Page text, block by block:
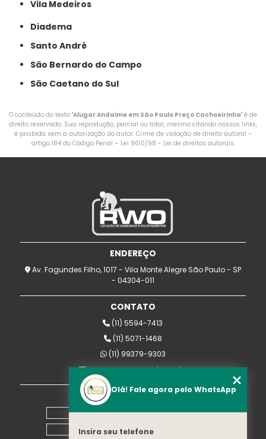
Vila Medeiros
Diadema
Santo André
São Bernardo do Campo
São Caetano do Sul
O conteúdo do texto "Alugar Andaime em São Paulo Preço Cachoeirinha" é de
direito reservado. Sua reprodução, parcial ou total, mesmo citando nossos links,
é proibida sem a autorização do autor. Crime de violação de direito autoral –
artigo 184 do Código Penal – Lei 9610/98 - Lei de direitos autorais.
ENDEREÇO
Av. Fagundes Filho, 1017 - Vila Monte Alegre São Paulo - SP
- 04304-011
CONTATO
(11) 5594-7413
(11) 5071-1468
(11) 99379-9303
rwomaquinas@uol.com.br
MENU
Home
Empresa
Olá! Fale agora pelo WhatsApp
Insira seu telefone